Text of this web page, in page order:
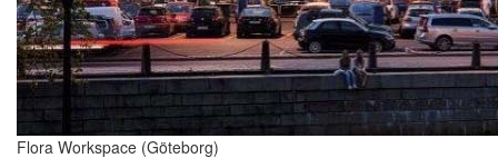
Flora Workspace (Göteborg)